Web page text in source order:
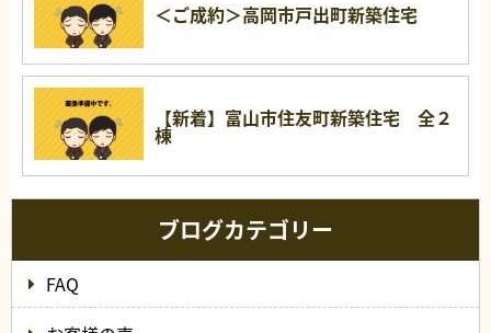
＜ご成約＞高岡市戸出町新築住宅
【新着】富山市住友町新築住宅 全２
棟
ブログカテゴリー
FAQ